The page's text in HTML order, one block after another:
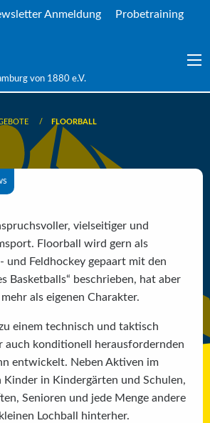
Anmeldung Probetraining
von 1880 e.V.
FLOORBALL
vielseitiger und
Floorball wird gern als
und Feldhockey gepaart mit den
Basketballs“ beschrieben, hat aber
als eigenen Charakter.
einem technisch und taktisch
auch konditionell herausfordernden
entwickelt. Neben Aktiven im
Kinder in Kindergärten und Schulen,
Senioren und jede Menge andere
Lochball hinterher.